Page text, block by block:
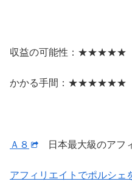
収益の可能性：★★★★★
かかる手間：★★★★★★
Ａ８ 日本最大級のアフ
アフィリエイトでポルシェ